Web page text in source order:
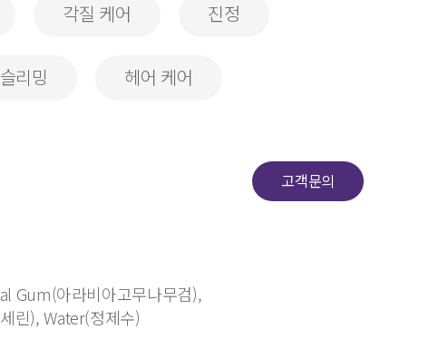
각질 케어 진정
슬리밍 헤어 케어
고객문의
Gum(아라비아고무나무검),
린), Water(정제수)